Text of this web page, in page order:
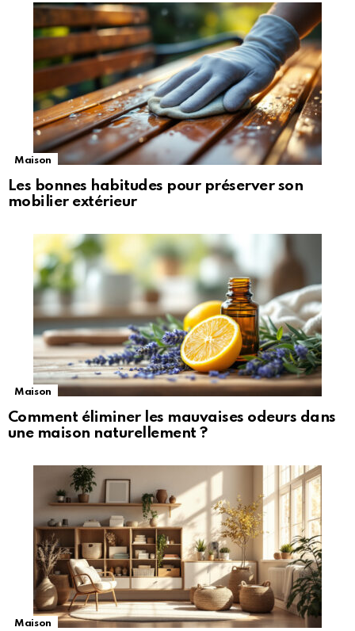
Maison
Les bonnes habitudes pour préserver son
mobilier extérieur
Maison
Comment éliminer les mauvaises odeurs dans
une maison naturellement ?
Maison